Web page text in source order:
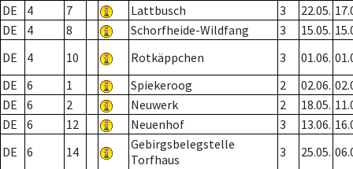
DE
4 7 Lattbusch 3 22.05.
DE
4 8 Schorfheide-Wildfang 3 15.05.
DE
4 10 Rotkäppchen 3 01.06.
DE
6 1 Spiekeroog 2 02.06.
DE
6 2 Neuwerk 2 18.05.
DE
6 12 Neuenhof 3 13.06.
DE
6 14
Gebirgsbelegstelle
Torfhaus
3 25.05.